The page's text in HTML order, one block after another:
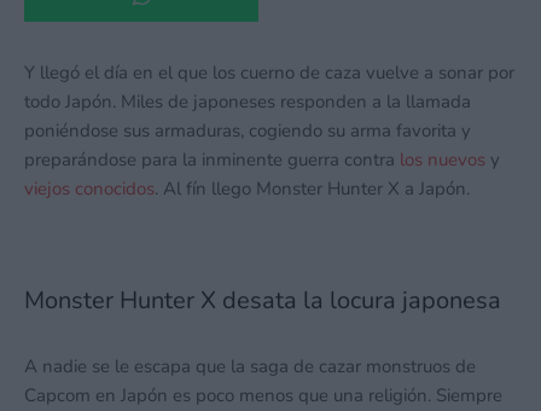
Y llegó el día en el que los cuerno de caza vuelve a sonar por
todo Japón. Miles de japoneses responden a la llamada
poniéndose sus armaduras, cogiendo su arma favorita y
preparándose para la inminente guerra contra los nuevos y
viejos conocidos. Al fín llego Monster Hunter X a Japón.
Monster Hunter X desata la locura japonesa
A nadie se le escapa que la saga de cazar monstruos de
Capcom en Japón es poco menos que una religión. Siempre